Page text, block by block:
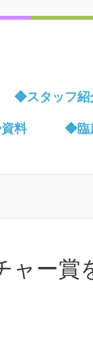
◆スタッフ紹
料 ◆臨
ー賞